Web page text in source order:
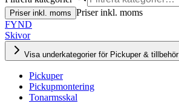
Priser inkl. moms Priser inkl. moms
FYND
Skivor
Visa underkategorier för Pickuper & tillbehör
Pickuper
Pickupmontering
Tonarmsskal